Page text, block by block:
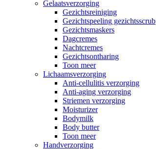
Gelaatsverzorging
Gezichtsreiniging
Gezichtspeeling gezichtsscrub
Gezichtsmaskers
Dagcremes
Nachtcremes
Gezichtsontharing
Toon meer
Lichaamsverzorging
Anti-cellulitis verzorging
Anti-aging verzorging
Striemen verzorging
Moisturizer
Bodymilk
Body butter
Toon meer
Handverzorging